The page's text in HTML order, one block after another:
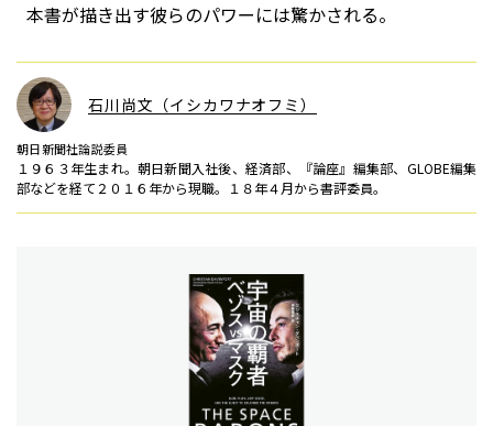
本書が描き出す彼らのパワーには驚かされる。
石川尚文（イシカワナオフミ）
朝日新聞社論説委員
１９６３年生まれ。朝日新聞入社後、経済部、『論座』編集部、GLOBE編集
部などを経て２０１６年から現職。１８年４月から書評委員。